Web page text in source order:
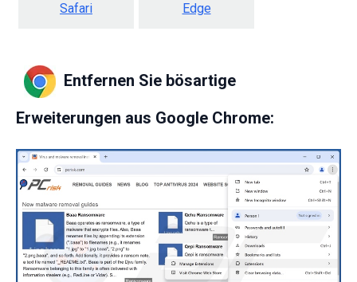
Safari Edge
Entfernen Sie bösartige
Erweiterungen aus Google Chrome: